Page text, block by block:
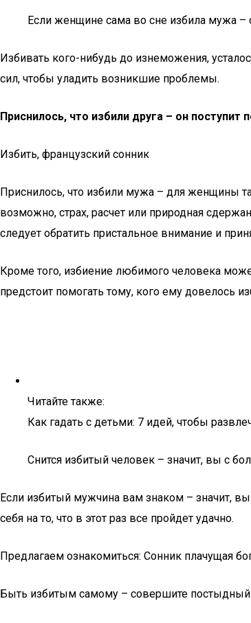
Если женщине сама во сне избила мужа –
Избивать кого-нибудь до изнеможения,
сил, чтобы уладить возникшие проблемы.
Приснилось, что избили друга – он
Избить, французский сонник
Приснилось, что избили мужа – для женщины
возможно, страх, расчет или природная
следует обратить пристальное внимание и
Кроме того, избиение любимого человека
предстоит помогать тому, кого ему довелось
Читайте также:
Как гадать с детьми: 7 идей, чтобы
Снится избитый человек – значит, вы с
Если избитый мужчина вам знаком – значит, вы
себя на то, что в этот раз все пройдет удачно.
Предлагаем ознакомиться: Сонник плачущая
Быть избитым самому – совершите постыдный